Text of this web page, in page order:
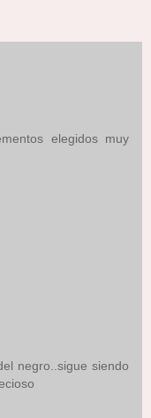
elegidos muy
negro..sigue siendo